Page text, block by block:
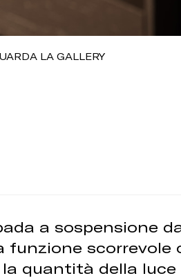
LA GALLERY
a sospensione
funzione
quantità della